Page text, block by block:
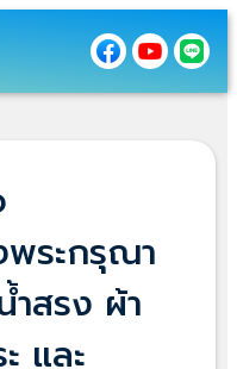
พระกรุณา
ำสรง ผ้า
และ